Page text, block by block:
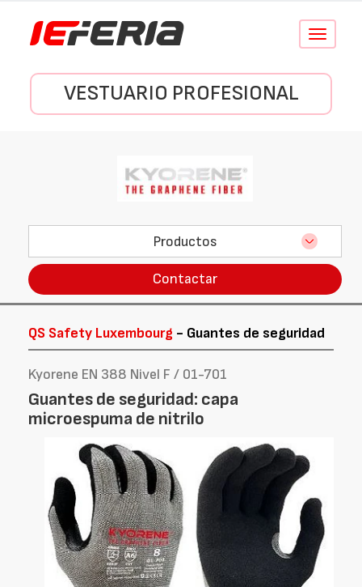
Conmutar
VESTUARIO PROFESIONAL
Productos
Contactar
QS Safety Luxembourg - Guantes de seguridad
Kyorene EN 388 Nivel F / 01-701
Guantes de seguridad: capa
microespuma de nitrilo